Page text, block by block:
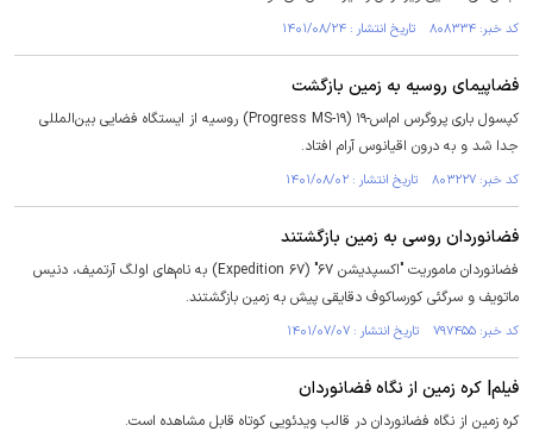
کد خبر: ۸۰۸۳۳۴ تاریخ انتشار : ۱۴۰۱/۰۸/۲۴
فضاپیمای روسیه به زمین بازگشت
کپسول باری پروگرس ام‌اس-۱۹ (Progress MS-۱۹) روسیه از ایستگاه فضایی بین‌المللی
جدا شد و به درون اقیانوس آرام افتاد.
کد خبر: ۸۰۳۲۲۷ تاریخ انتشار : ۱۴۰۱/۰۸/۰۲
فضانوردان روسی به زمین بازگشتند
فضانوردان ماموریت "اکسپدیشن ۶۷" (Expedition ۶۷) به نام‌های اولگ آرتمیف، دنیس
ماتویف و سرگئی کورساکوف دقایقی پیش به زمین بازگشتند.
کد خبر: ۷۹۷۴۵۵ تاریخ انتشار : ۱۴۰۱/۰۷/۰۷
فیلم| کره زمین از نگاه فضانوردان
کره زمین از نگاه فضانوردان در قالب ویدئویی کوتاه قابل مشاهده است.